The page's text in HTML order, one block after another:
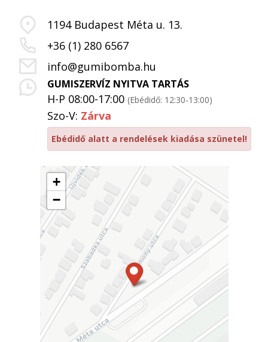
+
−
1194 Budapest Méta u. 13.
+36 (1) 280 6567
info@gumibomba.hu
GUMISZERVÍZ NYITVA TARTÁS
H-P 08:00-17:00 (Ebédidő: 12:30-13:00)
Szo-V: Zárva
Ebédidő alatt a rendelések kiadása szünetel!